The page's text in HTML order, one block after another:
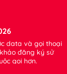
data và gọi thoại
đăng ký sử
gọi hơn.